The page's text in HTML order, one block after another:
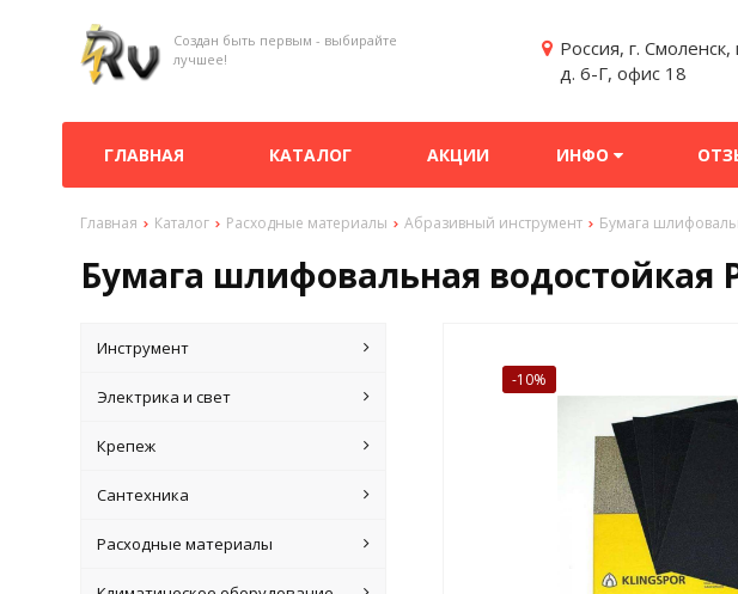
Создан быть первым - выбирайте
лучшее!
Россия, г.
д. 6-Г, офис 18
ГЛАВНАЯ КАТАЛОГ АКЦИИ ИНФО
Главная Каталог Расходные материалы Абразивный инструмент Бумага
Бумага шлифовальная водостойкая
Инструмент
Электрика и свет
Крепеж
Сантехника
Расходные материалы
-10%